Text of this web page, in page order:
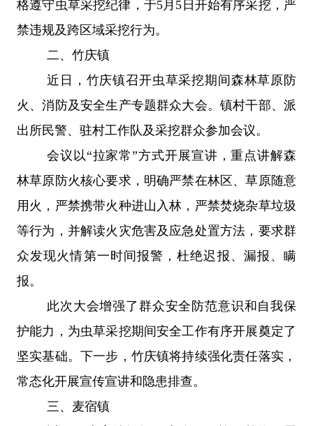
格遵守虫草采挖纪律，于5 月 5 日开始有序采挖，严
禁违规及跨区域采挖行为。
二、 竹庆镇
近日，竹庆镇召开虫草采挖期间森林草原防
火、消防及安全生产专题群众大会。镇村干部、派
出所民警、驻村工作队及采挖群众参加会议。
会议以“拉家常”方式开展宣讲，重点讲解森
林草原防火核心要求，明确严禁在林区、草原随意
用火，严禁携带火种进山入林，严禁焚烧杂草垃圾
等行为，并解读火灾危害及应急处置方法，要求群
众发现火情第一时间报警，杜绝迟报、漏报、瞒
报。
此次大会增强了群众安全防范意识和自我保
护能力，为虫草采挖期间安全工作有序开展奠定了
坚实基础。下一步，竹庆镇将持续强化责任落实，
常态化开展宣传宣讲和隐患排查。
三、 麦宿镇